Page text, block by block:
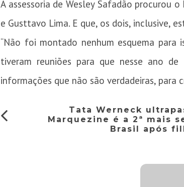
A assessoria de Wesley Safadão procurou
e Gusttavo Lima. E que, os dois, inclusive,
“Não foi montado nenhum esquema para
tiveram reuniões para que nesse ano de
informações que não são verdadeiras, para
Tata Werneck
Marquezine é a 2ª mais
Brasil após